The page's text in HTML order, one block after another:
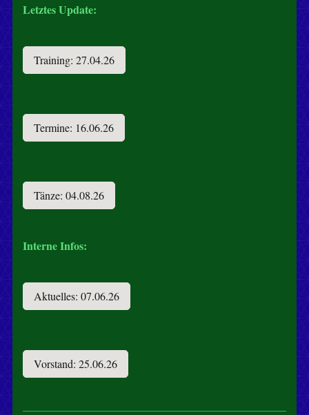
Letztes Update:
Training: 27.04.26
Termine: 16.06.26
Tänze: 04.08.26
Interne Infos:
Aktuelles: 07.06.26
Vorstand: 25.06.26